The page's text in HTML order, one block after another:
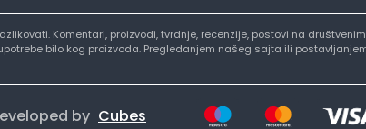
Komentari, proizvodi, tvrdnje, recenzije, postovi na
bilo kog proizvoda. Pregledanjem našeg sajta ili
by Cubes